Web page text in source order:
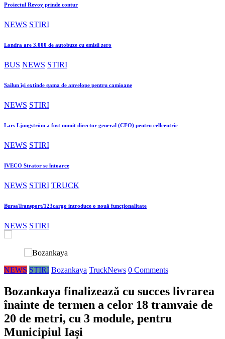
Proiectul Revoy prinde contur
NEWS STIRI
Londra are 3.000 de autobuze cu emisii zero
BUS NEWS STIRI
Sailun își extinde gama de anvelope pentru camioane
NEWS STIRI
Lars Ljungström a fost numit director general (CFO) pentru cellcentric
NEWS STIRI
IVECO Strator se întoarce
NEWS STIRI TRUCK
BursaTransport/123cargo introduce o nouă funcționalitate
NEWS STIRI
NEWS STIRI Bozankaya TruckNews 0 Comments
Bozankaya finalizează cu succes livrarea
înainte de termen a celor 18 tramvaie de
20 de metri, cu 3 module, pentru
Municipiul Iași